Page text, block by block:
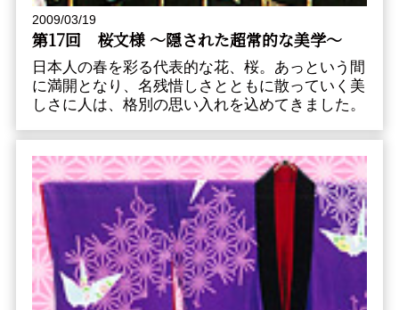
2009/03/19
第17回 桜文様 〜隠された超常的な美学〜
日本人の春を彩る代表的な花、桜。あっという間
に満開となり、名残惜しさとともに散っていく美
しさに人は、格別の思い入れを込めてきました。